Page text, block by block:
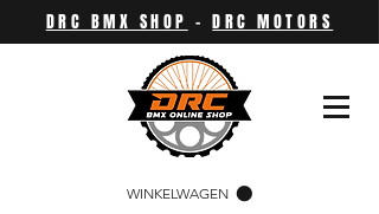
DRC BMX SHOP -DRC MOTORS
WINKELWAGEN